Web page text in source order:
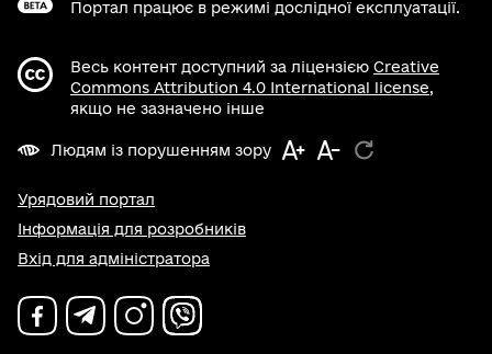
Портал працює в режимі дослідної експлуатації.
Весь контент доступний за ліцензією Creative
Commons Attribution 4.0 International license,
якщо не зазначено інше
Людям із порушенням зору
Урядовий портал
Інформація для розробників
Вхід для адміністратора